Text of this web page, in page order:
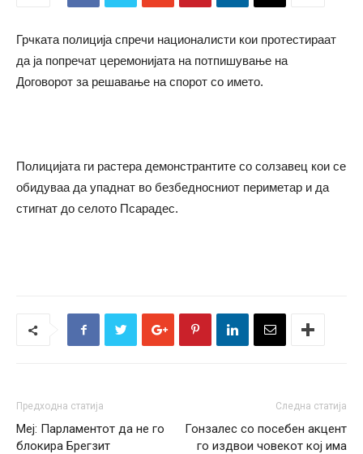
Грчката полиција спречи националисти кои протестираат
да ја попречат церемонијата на потпишување на
Договорот за решавање на спорот со името.
Полицијата ги растера демонстрантите со солзавец кои се
обидуваа да упаднат во безбедносниот периметар и да
стигнат до селото Псарадес.
Предходна статија
Меј: Парламентот да не го
блокира Брегзит
Следна статија
Гонзалес со посебен акцент
го издвои човекот кој има